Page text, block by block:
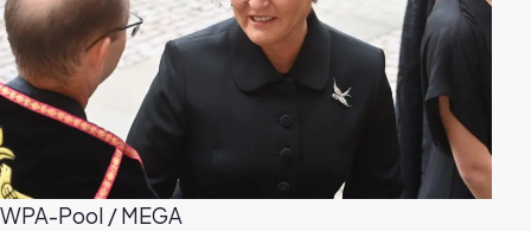
WPA-Pool / MEGA